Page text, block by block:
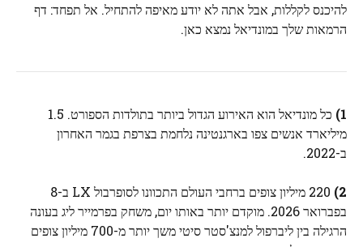
להיכנס לקללות, אבל אתה לא יודע מאיפה להתחיל. אל תפחד: דף
הרמאות שלך במונדיאל נמצא כאן.
1)
כל מונדיאל הוא האירוע הגדול ביותר בתולדות הספורט. 1.5
מיליארד אנשים צפו בארגנטינה נלחמת בצרפת בגמר האחרון
ב-2022.
2)
220 מיליון צופים ברחבי העולם התכוונו לסופרבול LX ב-8
בפברואר 2026. מוקדם יותר באותו יום, משחק בפרמייר ליג בעונה
הרגילה בין ליברפול למנצ'סטר סיטי משך יותר מ-700 מיליון צופים